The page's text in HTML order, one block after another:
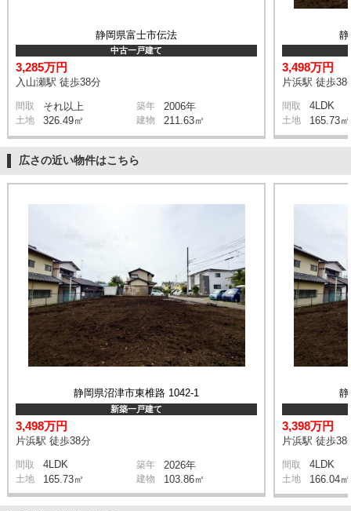
静岡県富士市伝法
中古一戸建て
3,285万円
入山瀬駅 徒歩38分
間取 それ以上 築年 2006年
土地 326.49㎡ 建物 211.63㎡
3,498万円
片浜駅 徒歩38
間取 4LDK
土地 165.73㎡
広さの近い物件はこちら
静岡県沼津市東椎路 1042-1
新築一戸建て
3,498万円
片浜駅 徒歩38分
間取 4LDK 築年 2026年
土地 165.73㎡ 建物 103.86㎡
3,398万円
片浜駅 徒歩38
間取 4LDK
土地 166.04㎡